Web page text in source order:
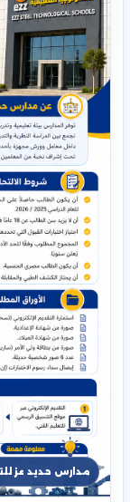
مدارس حديد عز